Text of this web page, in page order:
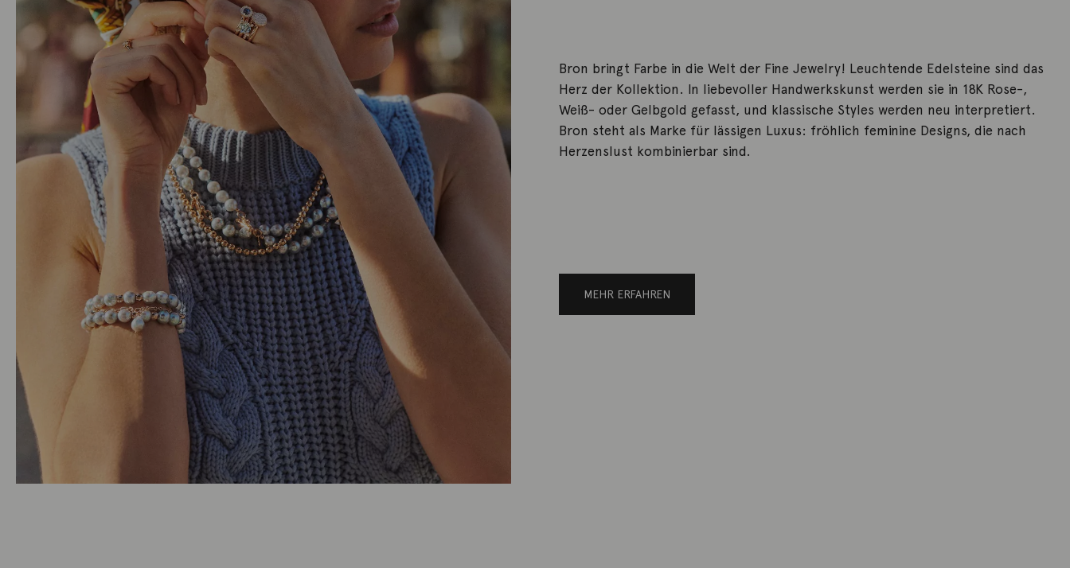
Bron bringt Farbe in die Welt der Fine Jewelry! Leuchtende Edelsteine sind das
Herz der Kollektion. In liebevoller Handwerkskunst werden sie in 18K Rose-,
Weiß- oder Gelbgold gefasst, und klassische Styles werden neu interpretiert.
Bron steht als Marke für lässigen Luxus: fröhlich feminine Designs, die nach
Herzenslust kombinierbar sind.
MEHR ERFAHREN